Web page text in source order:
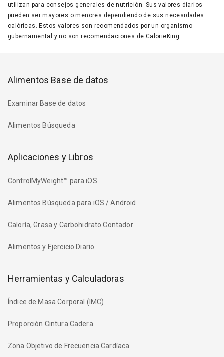
utilizan para consejos generales de nutrición. Sus valores diarios
pueden ser mayores o menores dependiendo de sus necesidades
calóricas. Estos valores son recomendados por un organismo
gubernamental y no son recomendaciones de CalorieKing.
Alimentos Base de datos
Examinar Base de datos
Alimentos Búsqueda
Aplicaciones y Libros
ControlMyWeight™ para iOS
Alimentos Búsqueda para iOS / Android
Caloría, Grasa y Carbohidrato Contador
Alimentos y Ejercicio Diario
Herramientas y Calculadoras
Índice de Masa Corporal (IMC)
Proporción Cintura Cadera
Zona Objetivo de Frecuencia Cardíaca